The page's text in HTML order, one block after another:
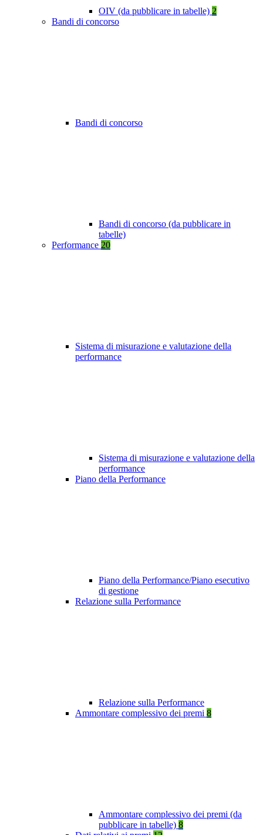
OIV (da pubblicare in tabelle) 2
Bandi di concorso
Bandi di concorso
Bandi di concorso (da pubblicare in
tabelle)
Performance 20
Sistema di misurazione e valutazione della
performance
Sistema di misurazione e valutazione della
performance
Piano della Performance
Piano della Performance/Piano esecutivo
di gestione
Relazione sulla Performance
Relazione sulla Performance
Ammontare complessivo dei premi 8
Ammontare complessivo dei premi (da
pubblicare in tabelle) 8